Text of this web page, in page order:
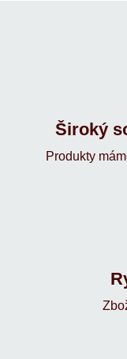
Široký
Produkty